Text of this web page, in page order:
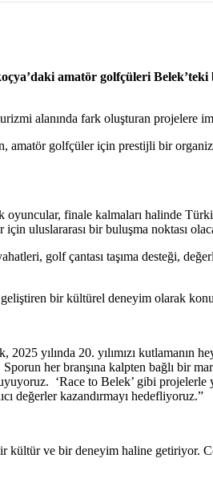
amatör golfçüleri
alanında fark oluşturan projelere
amatör golfçüler için prestijli bir
oyuncular, finale kalmaları halinde
uluslararası bir buluşma noktası
golf çantası taşıma desteği,
bir kültürel deneyim olarak
yılında 20. yılımızı kutlamanın
her branşına kalpten bağlı bir
‘Race to Belek’ gibi projelerle
değerler kazandırmayı hedefliyoruz.”
kültür ve bir deneyim haline getiriyor.